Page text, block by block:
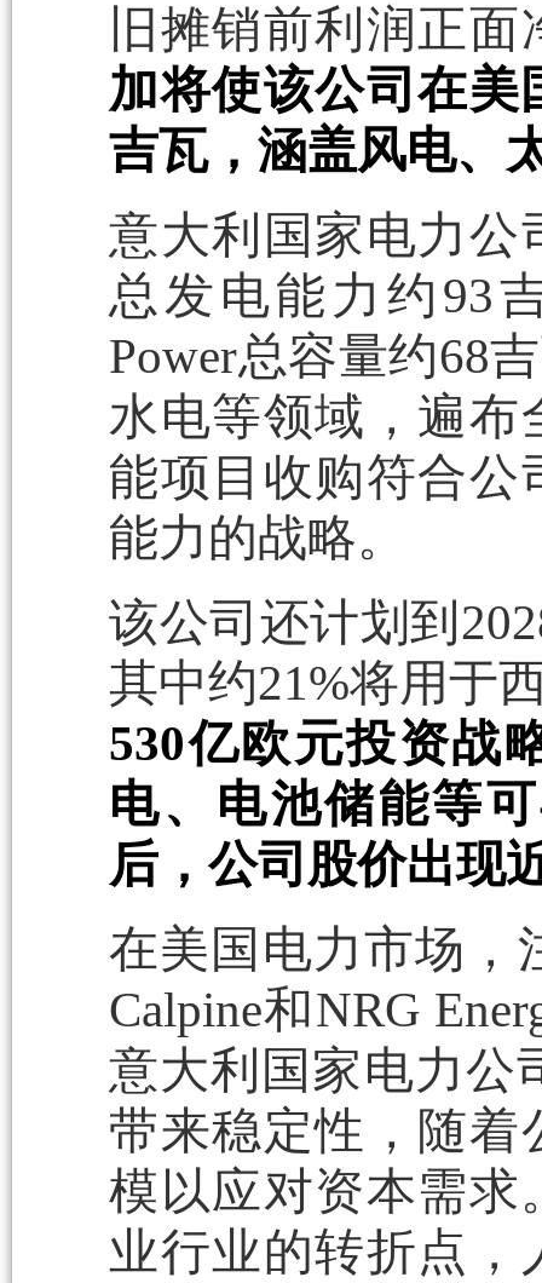
旧摊销前利润正
加将使该公司在美
吉瓦，涵盖风电、
意大利国家电力公
总发电能力约93
Power总容量约68
水电等领域，遍布
能项目收购符合公
能力的战略。
该公司还计划到
其中约21%将用于
530亿欧元投资战
电、电池储能等
后，公司股价出现
在美国电力市场，
Calpine和NRG
意大利国家电力公
带来稳定性，随着
模以应对资本需求
业行业的转折点